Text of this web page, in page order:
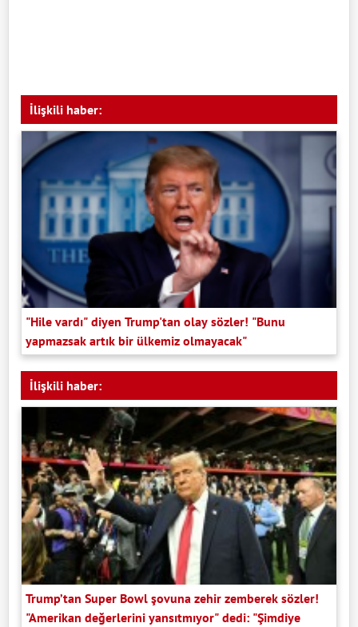
İlişkili haber:
"Hile vardı" diyen Trump'tan olay sözler! "Bunu
yapmazsak artık bir ülkemiz olmayacak"
İlişkili haber:
Trump’tan Super Bowl şovuna zehir zemberek sözler!
"Amerikan değerlerini yansıtmıyor" dedi: "Şimdiye